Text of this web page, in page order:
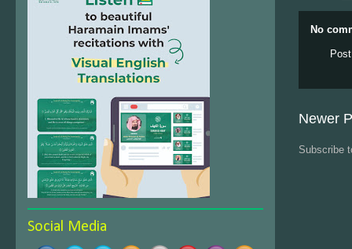
No
Newer
Subscribe
Social Media